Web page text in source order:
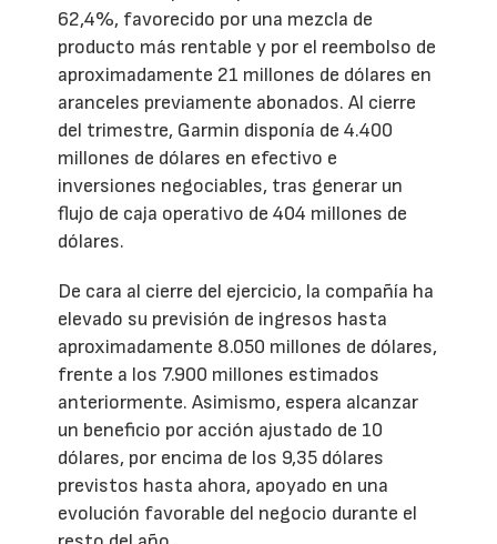
62,4%, favorecido por una mezcla de
producto más rentable y por el reembolso de
aproximadamente 21 millones de dólares en
aranceles previamente abonados. Al cierre
del trimestre, Garmin disponía de 4.400
millones de dólares en efectivo e
inversiones negociables, tras generar un
flujo de caja operativo de 404 millones de
dólares.
De cara al cierre del ejercicio, la compañía ha
elevado su previsión de ingresos hasta
aproximadamente 8.050 millones de dólares,
frente a los 7.900 millones estimados
anteriormente. Asimismo, espera alcanzar
un beneficio por acción ajustado de 10
dólares, por encima de los 9,35 dólares
previstos hasta ahora, apoyado en una
evolución favorable del negocio durante el